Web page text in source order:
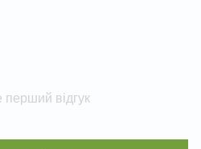
перший відгук